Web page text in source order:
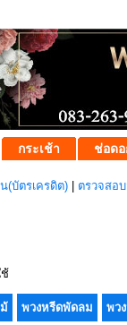
กระเช้า ช่อดอ
(บัตรเครดิต) ตรวจสอ
พวงหรีดพัดลม พว